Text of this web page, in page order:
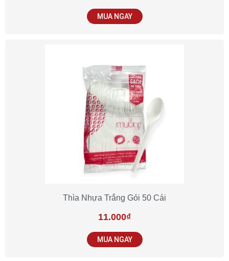
MUA NGAY
Thìa Nhựa Trắng Gói 50 Cái
11.000₫
MUA NGAY